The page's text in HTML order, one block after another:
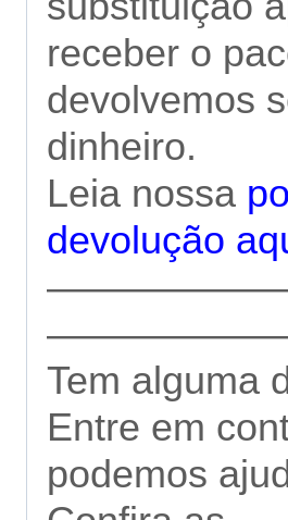
receber o
devolvemos
dinheiro.
Leia nossa
devolução
Tem alguma
Entre em
podemos